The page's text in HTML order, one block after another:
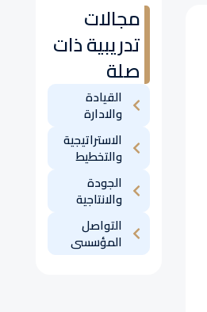
مجالات
تدريبية ذات
صلة
القيادة
والادارة
الاستراتيجية
والتخطيط
الجودة
والانتاجية
التواصل
المؤسسى